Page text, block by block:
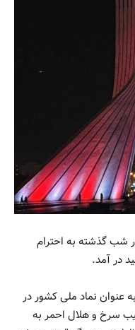
شب گذشته به احترام
در آمد.
عنوان نماد ملی کشور در
سرخ و هلال احمر به